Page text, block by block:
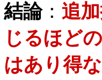
結論： 追
じるほど
はあり得